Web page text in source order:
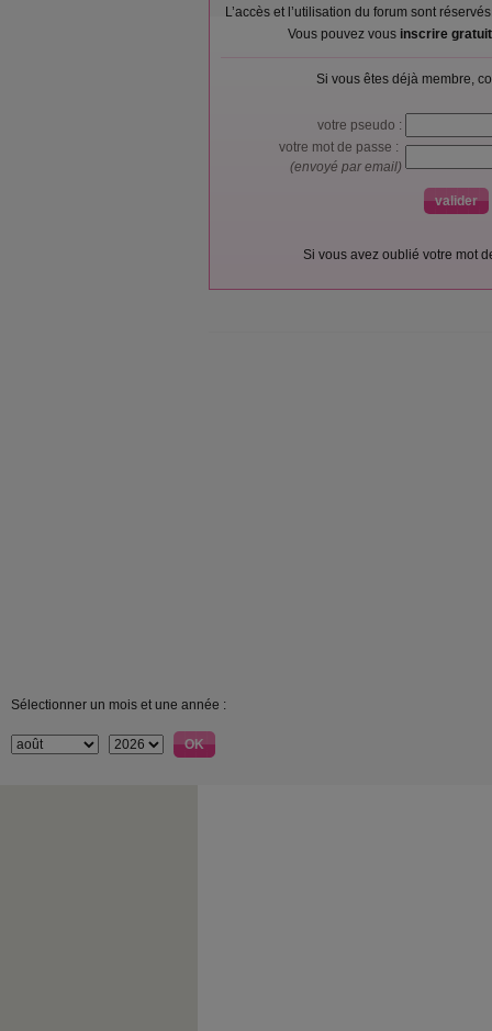
L’accès et l’utilisation du forum sont
Vous pouvez vous inscrire
Si vous êtes déjà membre,
votre pseudo :
votre mot de passe :
(envoyé par email)
Si vous avez oublié votre mot
Sélectionner un mois et une année :